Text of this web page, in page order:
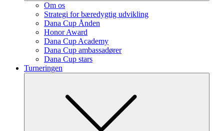
Om os
Strategi for bæredygtig udvikling
Dana Cup Ånden
Honor Award
Dana Cup Academy
Dana Cup ambassadører
Dana Cup stars
Turneringen